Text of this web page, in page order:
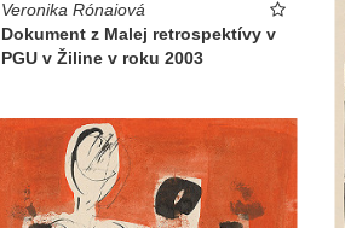
Veronika Rónaiová
Dokument z Malej retrospektívy v
PGU v Žiline v roku 2003